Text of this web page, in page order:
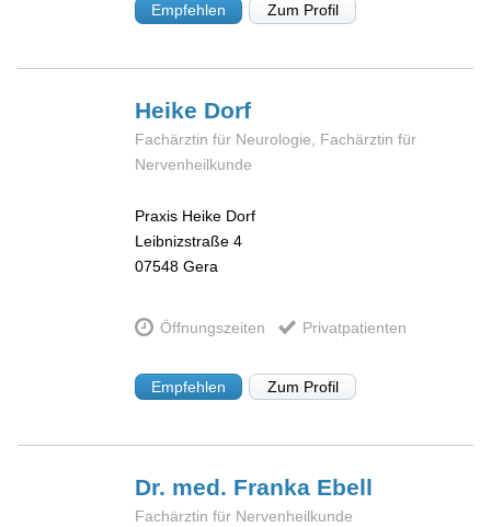
Empfehlen Zum Profil
Heike Dorf
Fachärztin für Neurologie, Fachärztin für
Nervenheilkunde
Praxis Heike Dorf
Leibnizstraße 4
07548 Gera
Öffnungszeiten Privatpatienten
Empfehlen Zum Profil
Dr. med. Franka Ebell
Fachärztin für Nervenheilkunde